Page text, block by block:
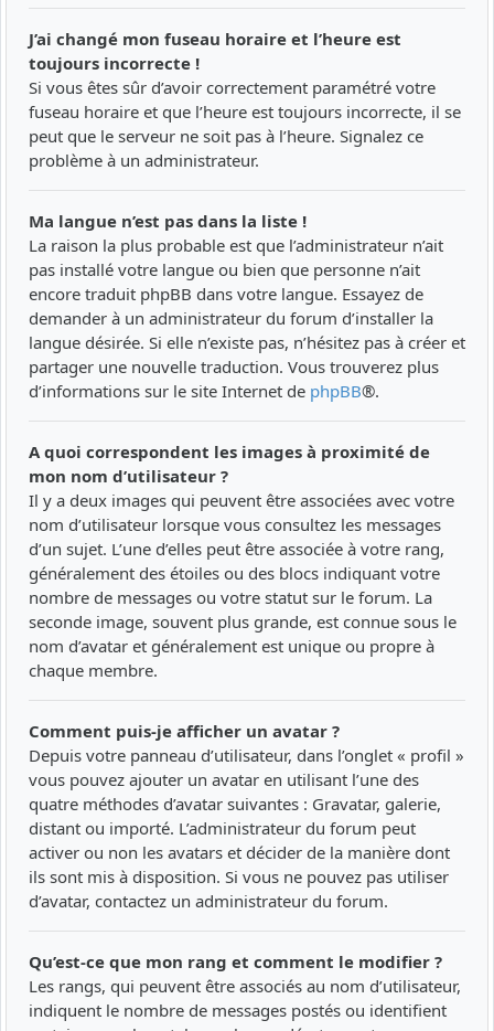
J’ai changé mon fuseau horaire et l’heure est
toujours incorrecte !
Si vous êtes sûr d’avoir correctement paramétré votre
fuseau horaire et que l’heure est toujours incorrecte, il se
peut que le serveur ne soit pas à l’heure. Signalez ce
problème à un administrateur.
Ma langue n’est pas dans la liste !
La raison la plus probable est que l’administrateur n’ait
pas installé votre langue ou bien que personne n’ait
encore traduit phpBB dans votre langue. Essayez de
demander à un administrateur du forum d’installer la
langue désirée. Si elle n’existe pas, n’hésitez pas à créer et
partager une nouvelle traduction. Vous trouverez plus
d’informations sur le site Internet de phpBB®.
A quoi correspondent les images à proximité de
mon nom d’utilisateur ?
Il y a deux images qui peuvent être associées avec votre
nom d’utilisateur lorsque vous consultez les messages
d’un sujet. L’une d’elles peut être associée à votre rang,
généralement des étoiles ou des blocs indiquant votre
nombre de messages ou votre statut sur le forum. La
seconde image, souvent plus grande, est connue sous le
nom d’avatar et généralement est unique ou propre à
chaque membre.
Comment puis-je afficher un avatar ?
Depuis votre panneau d’utilisateur, dans l’onglet « profil »
vous pouvez ajouter un avatar en utilisant l’une des
quatre méthodes d’avatar suivantes : Gravatar, galerie,
distant ou importé. L’administrateur du forum peut
activer ou non les avatars et décider de la manière dont
ils sont mis à disposition. Si vous ne pouvez pas utiliser
d’avatar, contactez un administrateur du forum.
Qu’est-ce que mon rang et comment le modifier ?
Les rangs, qui peuvent être associés au nom d’utilisateur,
indiquent le nombre de messages postés ou identifient